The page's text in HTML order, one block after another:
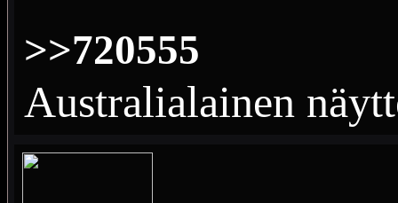
>>720555
Australialainen